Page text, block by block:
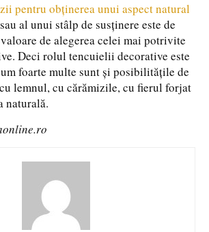
pentru obținerea unui aspect natural
al unui stâlp de susținere este de
de alegerea celei mai potrivite
Deci rolul tencuielii decorative este
foarte multe sunt și posibilitățile de
lemnul, cu cărămizile, cu fierul forjat
naturală.